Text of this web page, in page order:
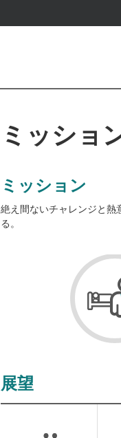
ミッショ
ミッション
絶え間ないチャレンジと熱
る。
展望